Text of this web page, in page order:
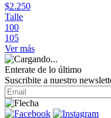
$2.250
Talle
100
105
Ver más
Enterate de lo último
Suscribite a nuestro